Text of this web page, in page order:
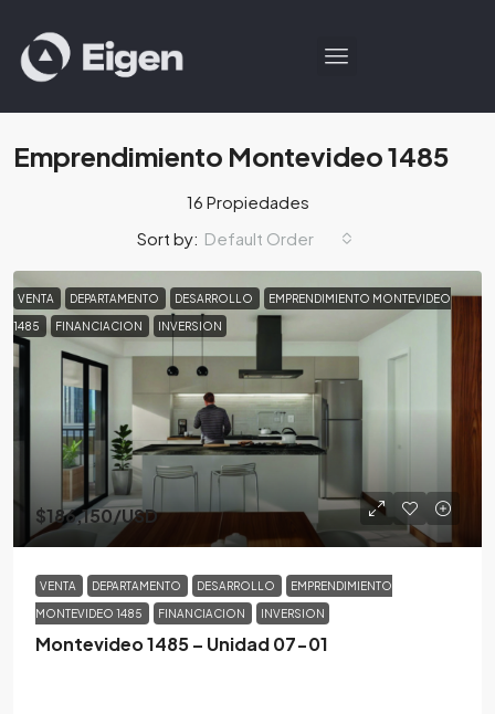
Emprendimiento Montevideo 1485
16 Propiedades
Sort by: Default Order
VENTA DEPARTAMENTO DESARROLLO EMPRENDIMIENTO MONTEVIDEO
1485 FINANCIACION INVERSION
$186,150/USD
VENTA DEPARTAMENTO DESARROLLO EMPRENDIMIENTO
MONTEVIDEO 1485 FINANCIACION INVERSION
Montevideo 1485 – Unidad 07-01